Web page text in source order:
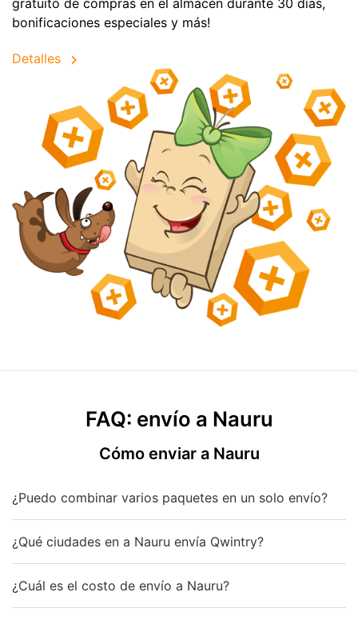
bonificaciones especiales y más!
Detalles
FAQ: envío a Nauru
Cómo enviar a Nauru
¿Puedo combinar varios paquetes en un solo envío?
¿Qué ciudades en a Nauru envía Qwintry?
¿Cuál es el costo de envío a Nauru?